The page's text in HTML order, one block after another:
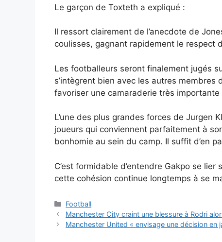
Le garçon de Toxteth a expliqué :
Il ressort clairement de l’anecdote de
coulisses, gagnant rapidement le respect
Les footballeurs seront finalement jugés
s’intègrent bien avec les autres membres
favoriser une camaraderie très
L’une des plus grandes forces de Jurgen
joueurs qui conviennent parfaitement à
bonhomie au sein du camp. Il suffit d’en
C’est formidable d’entendre Gakpo se
cette cohésion continue longtemps à se
Catégories
Football
Manchester City craint une blessure à Rodri
Manchester United « envisage une décision en